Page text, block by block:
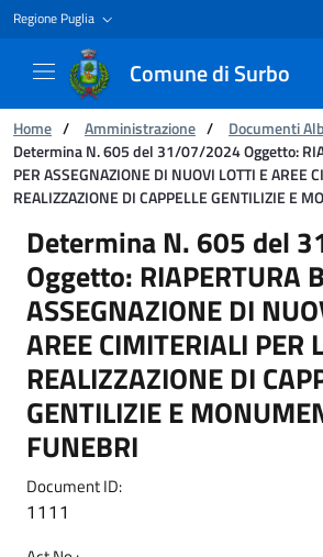
Regione Puglia
Comune di Surbo
You are:
Home / Amministrazione / Documenti
Determina N. 605 del 31/07/2024 Oggetto:
PER ASSEGNAZIONE DI NUOVI LOTTI E AREE
REALIZZAZIONE DI CAPPELLE GENTILIZIE E
Determina N. 605 del 31/07/
Determina N. 605 del
Oggetto: RIAPERTURA
ASSEGNAZIONE DI
AREE CIMITERIALI PER
REALIZZAZIONE DI
GENTILIZIE E
FUNEBRI
Document ID:
1111